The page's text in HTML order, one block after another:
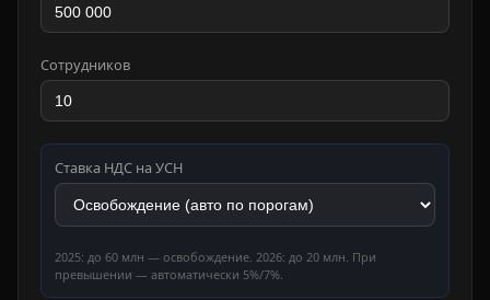
Сотрудников
Ставка НДС на УСН
2025: до 60 млн — освобождение. 2026: до 20 млн. При
превышении — автоматически 5%/7%.